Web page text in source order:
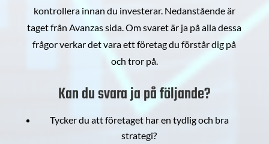
kontrollera innan du investerar. Nedanstående är
taget från Avanzas sida. Om svaret är ja på alla dessa
frågor verkar det vara ett företag du förstår dig på
och tror på.
Kan du svara ja på följande?
Tycker du att företaget har en tydlig och bra
strategi?